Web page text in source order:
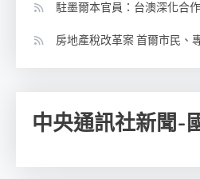
駐墨爾本官員：台澳深化合
房地產稅改革案 首爾市民、
中央通訊社新聞-